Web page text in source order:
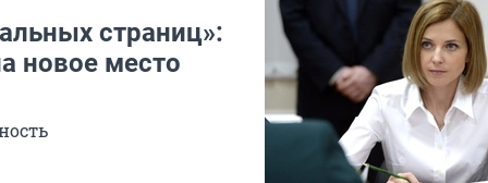
страниц»:
новое место